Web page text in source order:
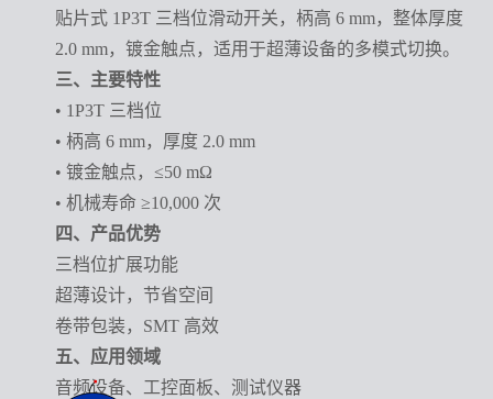
贴片式 1P3T 三档位滑动开关，柄高 6 mm，整体厚度
2.0 mm，镀金触点，适用于超薄设备的多模式切换。
三、主要特性
• 1P3T 三档位
• 柄高 6 mm，厚度 2.0 mm
• 镀金触点，≤50 mΩ
• 机械寿命 ≥10,000 次
四、产品优势
三档位扩展功能
超薄设计，节省空间
卷带包装，SMT 高效
五、应用领域
音频设备、工控面板、测试仪器